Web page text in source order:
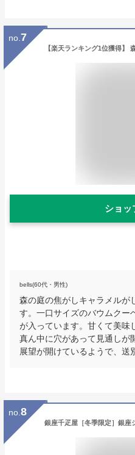
no. 7
ショッ
bells(60代・男性)
森の庭の焦がしキャラメルが
す。一口サイズのバウムクー
が入っています。甘くて美味
真ん中に穴があって見通しが
展望が開けているようで、送
no. 8